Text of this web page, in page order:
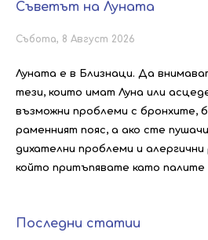
Съветът на Луната
Събота, 8 Август 2026
Луната е в Близнаци. Да
тези, които имат Луна или
възможни проблеми с бронхите,
раменният пояс, а ако сте
дихателни проблеми и алергични
който притъпявате като палите
Последни статии